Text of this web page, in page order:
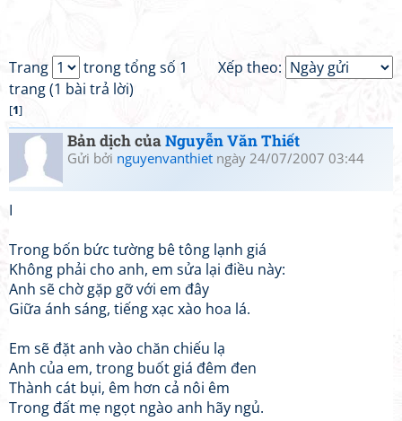
Xếp theo:
Trang
trong tổng số 1
trang (1 bài trả lời)
[1]
Bản dịch củaNguyễn Văn Thiết
Gửi bởi nguyenvanthiet ngày 24/07/2007 03:44
I
Trong bốn bức tường bê tông lạnh giá
Không phải cho anh, em sửa lại điều này:
Anh sẽ chờ gặp gỡ với em đây
Giữa ánh sáng, tiếng xạc xào hoa lá.
Em sẽ đặt anh vào chăn chiếu lạ
Anh của em, trong buốt giá đêm đen
Thành cát bụi, êm hơn cả nôi êm
Trong đất mẹ ngọt ngào anh hãy ngủ.